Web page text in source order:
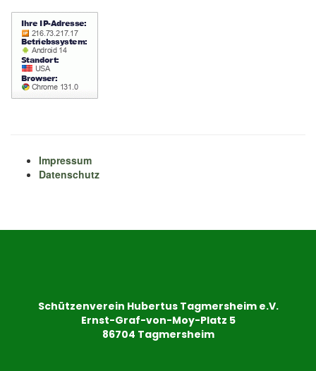
Impressum
Datenschutz
Schützenverein Hubertus Tagmersheim e.V.
Ernst-Graf-von-Moy-Platz 5
86704 Tagmersheim